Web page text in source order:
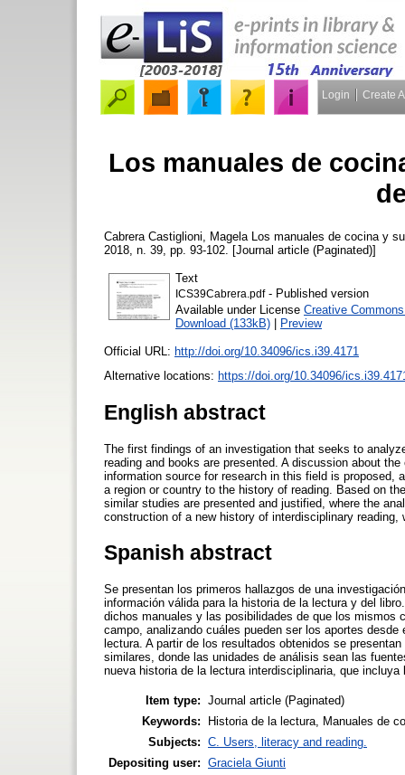
Login Create
Los manuales de
Cabrera Castiglioni, Magela Los manuales de cocina y
2018, n. 39, pp. 93-102. [Journal article (Paginated)]
Text
ICS39Cabrera.pdf- Published version
Available under License Creative
Download (133kB) | Preview
Official URL: http://doi.org/10.34096/ics.i39.4171
Alternative locations: https://doi.org/10.34096/
English abstract
The first findings of an investigation that seeks to
reading and books are presented. A discussion about
information source for research in this field is
a region or country to the history of reading. Based on
similar studies are presented and justified, where the
construction of a new history of interdisciplinary
Spanish abstract
Se presentan los primeros hallazgos de una
información válida para la historia de la lectura y del
dichos manuales y las posibilidades de que los mismos
campo, analizando cuáles pueden ser los aportes
lectura. A partir de los resultados obtenidos se
similares, donde las unidades de análisis sean las
nueva historia de la lectura interdisciplinaria, que
Item type: Journal article (Paginated)
Keywords:
Historia de la lectura, Manuales de
Subjects: C. Users, literacy and reading.
Depositing user: Graciela Giunti